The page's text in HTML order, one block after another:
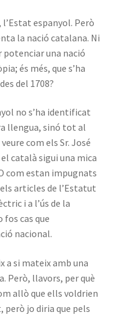
espanyol. Però
la nació catalana. Ni
potenciar una nació
és més, que s’ha
del 1708?
no s’ha identificat
llengua, sinó tot al
com els Sr. José
català sigui una mica
com estan impugnats
articles de l’Estatut
i a l’ús de la
cas que
nacional.
a si mateix amb una
Però, llavors, per què
allò que ells voldrien
però jo diria que pels